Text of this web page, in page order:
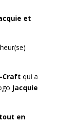
et
Craft qui a
Jacquie
en